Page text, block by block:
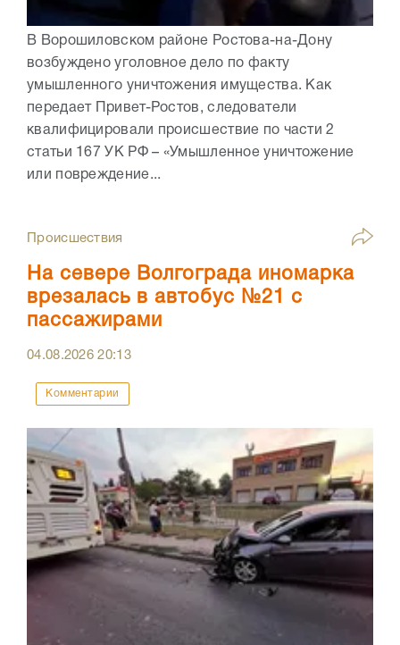
В Ворошиловском районе Ростова-на-Дону
возбуждено уголовное дело по факту
умышленного уничтожения имущества. Как
передает Привет-Ростов, следователи
квалифицировали происшествие по части 2
статьи 167 УК РФ – «Умышленное уничтожение
или повреждение...
Происшествия
На севере Волгограда иномарка
врезалась в автобус №21 с
пассажирами
04.08.202620:13
Комментарии